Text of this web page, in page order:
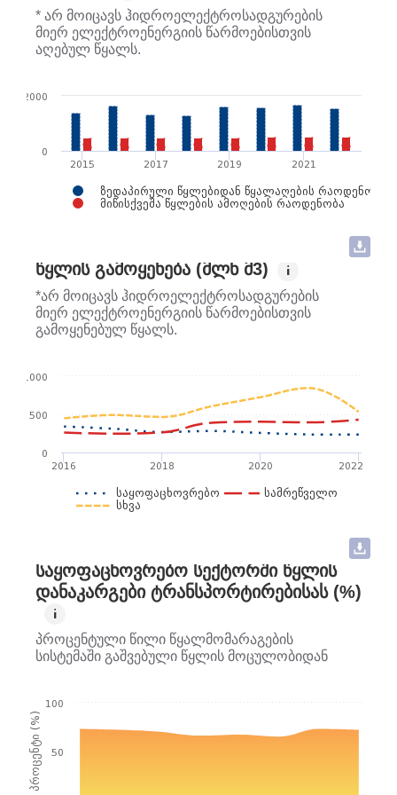
საქართველოს გარემოს დაცვისა და სოფლის
მეურნეობის სამინისტრო
საქართველოს მთავრობის ადმინისტრაცია
ირაკლი ბაბუხადია
ხატია წილოსანი
საქართველოს პარლამენტი
გიორგი გავაშეიშვილი
საქართველოს პარლამენტი
აკაკი ველთაური
საქართველოს გარემოს დაცვისა და სოფლის
მეურნეობის სამინისტრო
გარემოს ეროვნული სააგენტო
თეიმურაზ მთივლიშვილი
გარემოს ეროვნული სააგენტო
ვლადიმერ კახაძე
საქართველოს პარლამენტი
გიორგი გაჩეჩილაძე
ზედაპირული წყლებიდან წყალაღების რაოდენობა
მიწისქვეშა წყლების ამოღების რაოდენობა
2015 2017 2019 2021
0
2000
* არ მოიცავს ჰიდროელექტროსადგურების
მიერ ელექტროენერგიის წარმოებისთვის
აღებულ წყალს.
საყოფაცხოვრებო
სამრეწველო
სხვა
2016 2018 2020 2022
0
500
1000
ᲬᲧᲚᲘᲡ ᲒᲐᲛᲝᲧᲔᲜᲔᲑᲐ (ᲛᲚᲜ Მ3) i
*არ მოიცავს ჰიდროელექტროსადგურების
მიერ ელექტროენერგიის წარმოებისთვის
გამოყენებულ წყალს.
პროცენტი (%) 50
100
ᲡᲐᲧᲝᲤᲐᲪᲮᲝᲕᲠᲔᲑᲝ ᲡᲔᲥᲢᲝᲠᲨᲘ ᲬᲧᲚᲘᲡ
ᲓᲐᲜᲐᲙᲐᲠᲒᲔᲑᲘ ᲢᲠᲐᲜᲡᲞᲝᲠᲢᲘᲠᲔᲑᲘᲡᲐᲡ (%)
i
პროცენტული წილი წყალმომარაგების
სისტემაში გაშვებული წყლის მოცულობიდან